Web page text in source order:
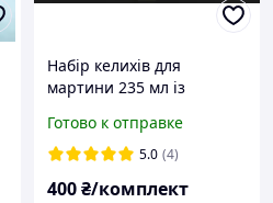
Набір келихів для
мартини 235 мл із
Готово к отправке
5.0 (4)
400₴/комплект